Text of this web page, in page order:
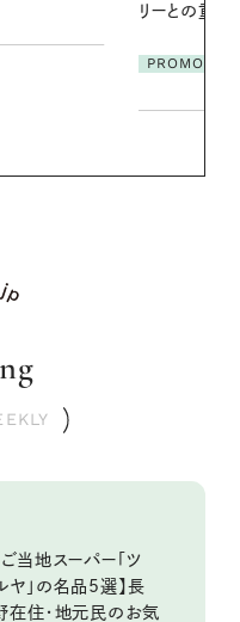
な大人の
ご当地スーパー「ツ
ヤ」の名品5選】長
在住・地元民のお気